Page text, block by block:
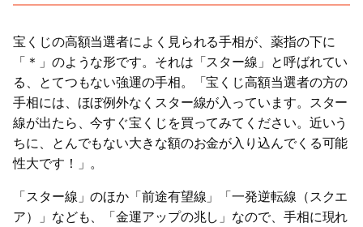
宝くじの高額当選者によく見られる手相が、薬指の下に
「＊」のような形です。それは「スター線」と呼ばれてい
る、とてつもない強運の手相。「宝くじ高額当選者の方の
手相には、ほぼ例外なくスター線が入っています。スター
線が出たら、今すぐ宝くじを買ってみてください。近いう
ちに、とんでもない大きな額のお金が入り込んでくる可能
性大です！」。
「スター線」のほか「前途有望線」「一発逆転線（スクエ
ア）」なども、「金運アップの兆し」なので、手相に現れ